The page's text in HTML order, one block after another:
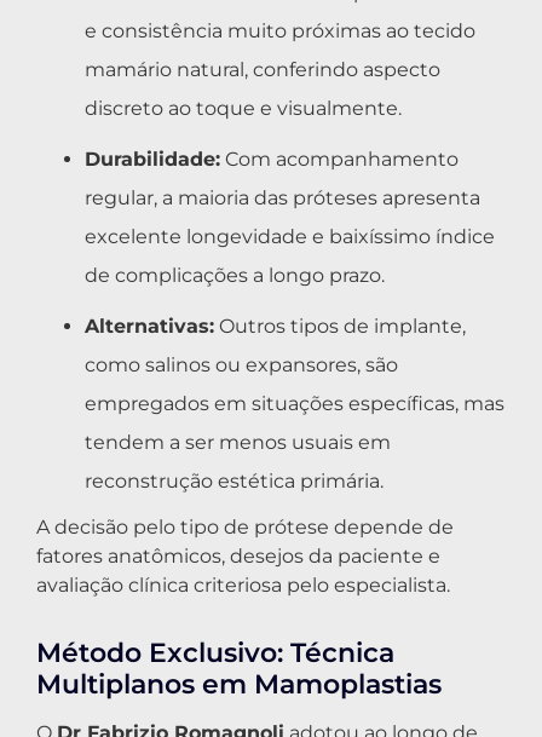
e consistência muito próximas ao tecido
mamário natural, conferindo aspecto
discreto ao toque e visualmente.
Durabilidade: Com acompanhamento
regular, a maioria das próteses apresenta
excelente longevidade e baixíssimo índice
de complicações a longo prazo.
Alternativas: Outros tipos de implante,
como salinos ou expansores, são
empregados em situações específicas, mas
tendem a ser menos usuais em
reconstrução estética primária.
A decisão pelo tipo de prótese depende de
fatores anatômicos, desejos da paciente e
avaliação clínica criteriosa pelo especialista.
Método Exclusivo: Técnica
Multiplanos em Mamoplastias
O Dr Fabrizio Romagnoli adotou ao longo de